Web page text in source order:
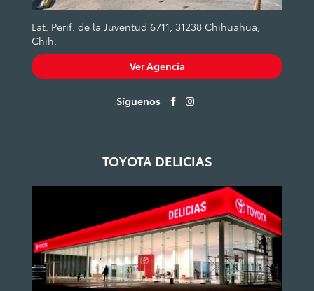
Lat. Perif. de la Juventud 6711, 31238 Chihuahua,
Chih.
Ver Agencia
Síguenos
TOYOTA DELICIAS